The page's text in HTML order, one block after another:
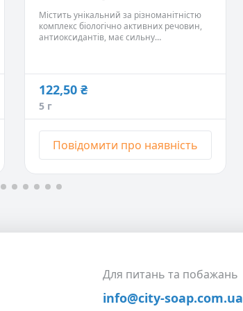
Дитяча косметика.
радикалів.
Ефективно видаляє запалення та
почервоніння, знімає роздратування та
лущення.
його ламкість, живить і захищає
волосяну цибулину.
Містить унікальний за різноманітністю
комплекс біологічно активних речовин,
антиоксидантів, має сильну
122,50 ₴
5 г
Повідомити про наявність
Для питань та побажань
info@city-soap.com.ua